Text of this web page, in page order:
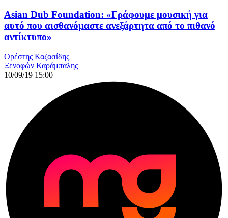
Asian Dub Foundation: «Γράφουμε μουσική για
αυτό που αισθανόμαστε ανεξάρτητα από το πιθανό
αντίκτυπο»
Ορέστης Καζασίδης
Ξενοφών Καράμπαλης
10/09/19 15:00